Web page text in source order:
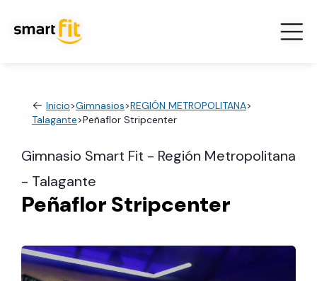
Inicio>Gimnasios>REGIÓN METROPOLITANA>
Talagante>Peñaflor Stripcenter
Gimnasio Smart Fit - Región Metropolitana
- Talagante
Peñaflor Stripcenter